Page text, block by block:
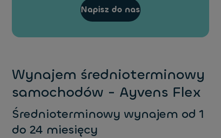
Napisz do nas
Wynajem średnioterminowy
samochodów - Ayvens Flex
Średnioterminowy wynajem od 1
do 24 miesięcy